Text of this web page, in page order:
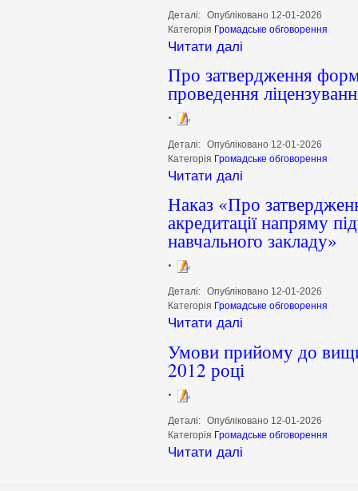
Деталі: Опубліковано 12-01-2026
Категорія Громадське обговорення
Читати далі
Про затвердження
проведення
Деталі: Опубліковано 12-01-2026
Категорія Громадське обговорення
Читати далі
Наказ «Про
акредитації напряму
навчального закладу»
Деталі: Опубліковано 12-01-2026
Категорія Громадське обговорення
Читати далі
Умови прийому до
2012 році
Деталі: Опубліковано 12-01-2026
Категорія Громадське обговорення
Читати далі